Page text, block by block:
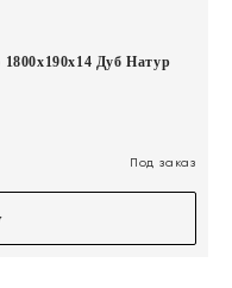
Дуб Натур
Под заказ